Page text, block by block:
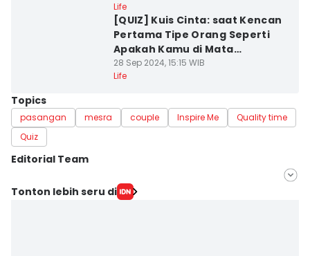
Life
[QUIZ] Kuis Cinta: saat Kencan
Pertama Tipe Orang Seperti
Apakah Kamu di Mata
Gebetan?
28 Sep 2024, 15:15 WIB
Life
Topics
pasangan mesra couple Inspire Me
Quality time
Quiz
Editorial Team
Editor
Tonton lebih seru di